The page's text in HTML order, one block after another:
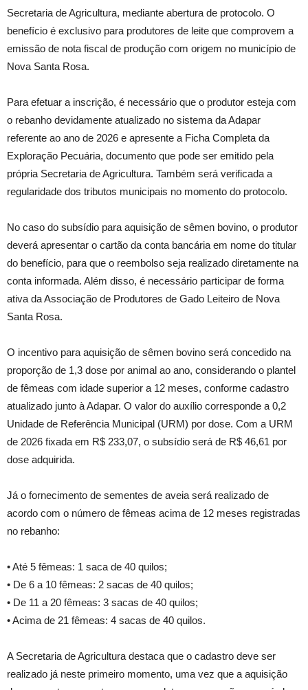
Secretaria de Agricultura, mediante abertura de protocolo. O
benefício é exclusivo para produtores de leite que comprovem a
emissão de nota fiscal de produção com origem no município de
Nova Santa Rosa.
Para efetuar a inscrição, é necessário que o produtor esteja com
o rebanho devidamente atualizado no sistema da Adapar
referente ao ano de 2026 e apresente a Ficha Completa da
Exploração Pecuária, documento que pode ser emitido pela
própria Secretaria de Agricultura. Também será verificada a
regularidade dos tributos municipais no momento do protocolo.
No caso do subsídio para aquisição de sêmen bovino, o produtor
deverá apresentar o cartão da conta bancária em nome do titular
do benefício, para que o reembolso seja realizado diretamente na
conta informada. Além disso, é necessário participar de forma
ativa da Associação de Produtores de Gado Leiteiro de Nova
Santa Rosa.
O incentivo para aquisição de sêmen bovino será concedido na
proporção de 1,3 dose por animal ao ano, considerando o plantel
de fêmeas com idade superior a 12 meses, conforme cadastro
atualizado junto à Adapar. O valor do auxílio corresponde a 0,2
Unidade de Referência Municipal (URM) por dose. Com a URM
de 2026 fixada em R$ 233,07, o subsídio será de R$ 46,61 por
dose adquirida.
Já o fornecimento de sementes de aveia será realizado de
acordo com o número de fêmeas acima de 12 meses registradas
no rebanho:
• Até 5 fêmeas: 1 saca de 40 quilos;
• De 6 a 10 fêmeas: 2 sacas de 40 quilos;
• De 11 a 20 fêmeas: 3 sacas de 40 quilos;
• Acima de 21 fêmeas: 4 sacas de 40 quilos.
A Secretaria de Agricultura destaca que o cadastro deve ser
realizado já neste primeiro momento, uma vez que a aquisição